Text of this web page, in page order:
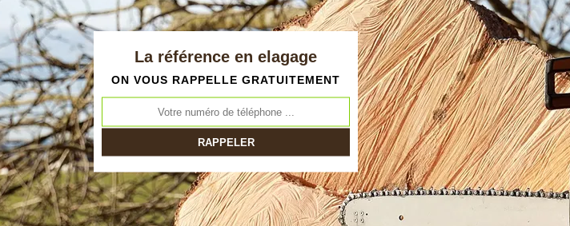
La référence en elagage
ON VOUS RAPPELLE GRATUITEMENT